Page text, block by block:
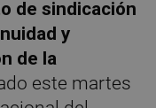
de sindicación
y
de la
este martes